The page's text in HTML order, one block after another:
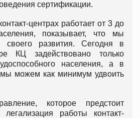
сертификации.
центрах работает от 3 до
показывает, что мы
своего развития. Сегодня в
КЦ задействовано только
населения, а в
можем как минимум удвоить
которое предстоит
работы контакт-